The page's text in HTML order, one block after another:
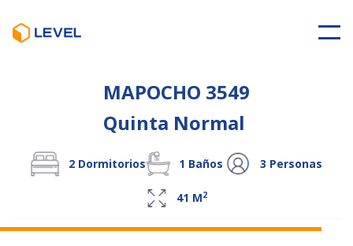
MAPOCHO 3549
Quinta Normal
2 Dormitorios 1 Baños 3 Personas
41 M2